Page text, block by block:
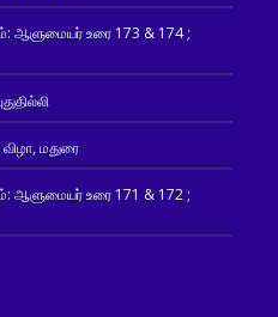
ஆளுமையர் உரை 173 & 174 ;
மதுரை
ஆளுமையர் உரை 171 & 172 ;